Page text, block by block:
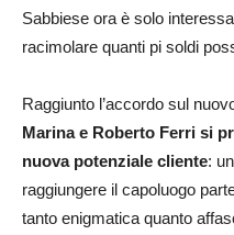
Sabbiese ora è solo
racimolare quanti pi soldi
Raggiunto l’accordo sul
Marina e Roberto Ferri si
nuova potenziale cliente:
raggiungere il capoluogo
tanto enigmatica quanto